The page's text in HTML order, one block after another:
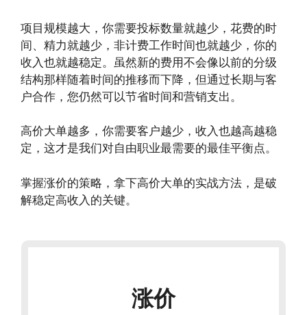
项目规模越大，你需要投标数量就越少，花费的时
间、精力就越少，非计费工作时间也就越少，你的
收入也就越稳定。虽然新的费用不会像以前的分级
结构那样随着时间的推移而下降，但通过长期与客
户合作，您仍然可以节省时间和营销支出。
高价大单越多，你需要客户越少，收入也越高越稳
定，这才是我们对自由职业最需要的最佳平衡点。
掌握涨价的策略，拿下高价大单的实战方法，是破
解稳定高收入的关键。
涨价